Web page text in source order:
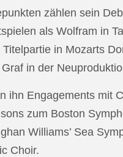
zählen sein
als Wolfram in
in Mozarts
in der
ihn Engagements mit
zum Boston
Williams’ Sea
Choir.